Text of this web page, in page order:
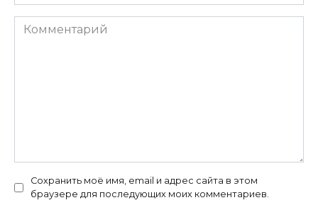
Комментарий
Сохранить моё имя, email и адрес сайта в этом
браузере для последующих моих комментариев.